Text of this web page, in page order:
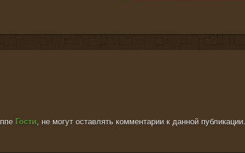
Гости, не могут оставлять комментарии к данной публикации.